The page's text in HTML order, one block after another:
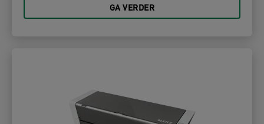
GA VERDER